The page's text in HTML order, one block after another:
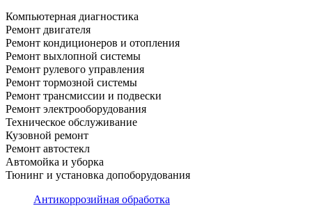
Компьютерная диагностика
Ремонт двигателя
Ремонт кондиционеров и отопления
Ремонт выхлопной системы
Ремонт рулевого управления
Ремонт тормозной системы
Ремонт трансмиссии и подвески
Ремонт электрооборудования
Техническое обслуживание
Кузовной ремонт
Ремонт автостекл
Автомойка и уборка
Тюнинг и установка допоборудования
Антикоррозийная обработка